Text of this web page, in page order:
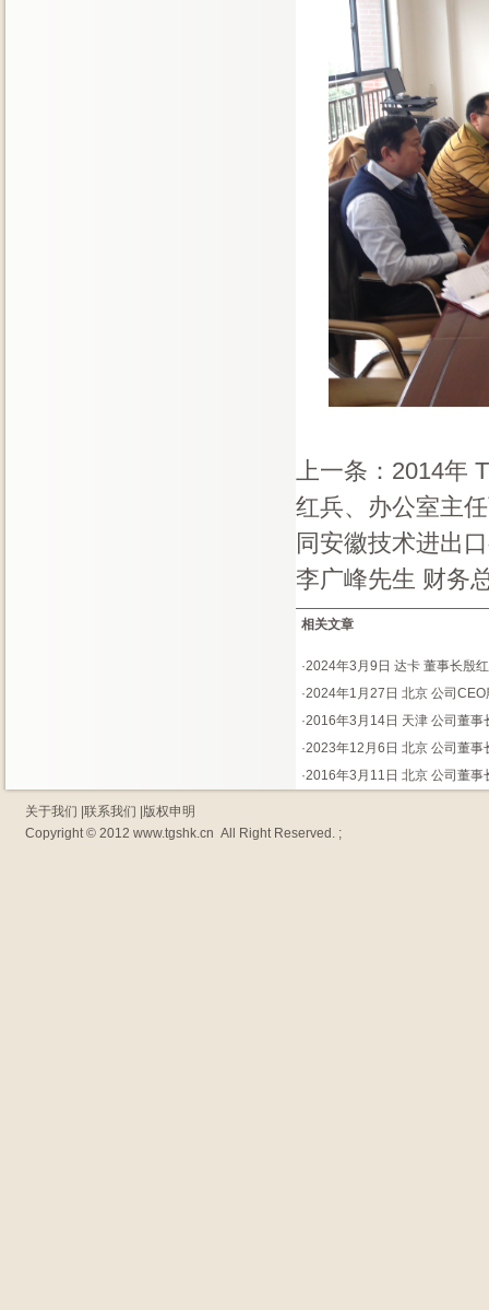
上一条： 2014年
红兵、办公室主
同安徽技术进出
李广峰先生 财务
相关文章
·2024年3月9日 达卡 董事长殷
·2024年1月27日 北京 公司
·2016年3月14日 天津 公司董事
·2023年12月6日 北京 公司董事
·2016年3月11日 北京 公司董事
关于我们 联系我们
版权申明
Copyright © 2012 www.tgshk.cn All Right Reserved. ;